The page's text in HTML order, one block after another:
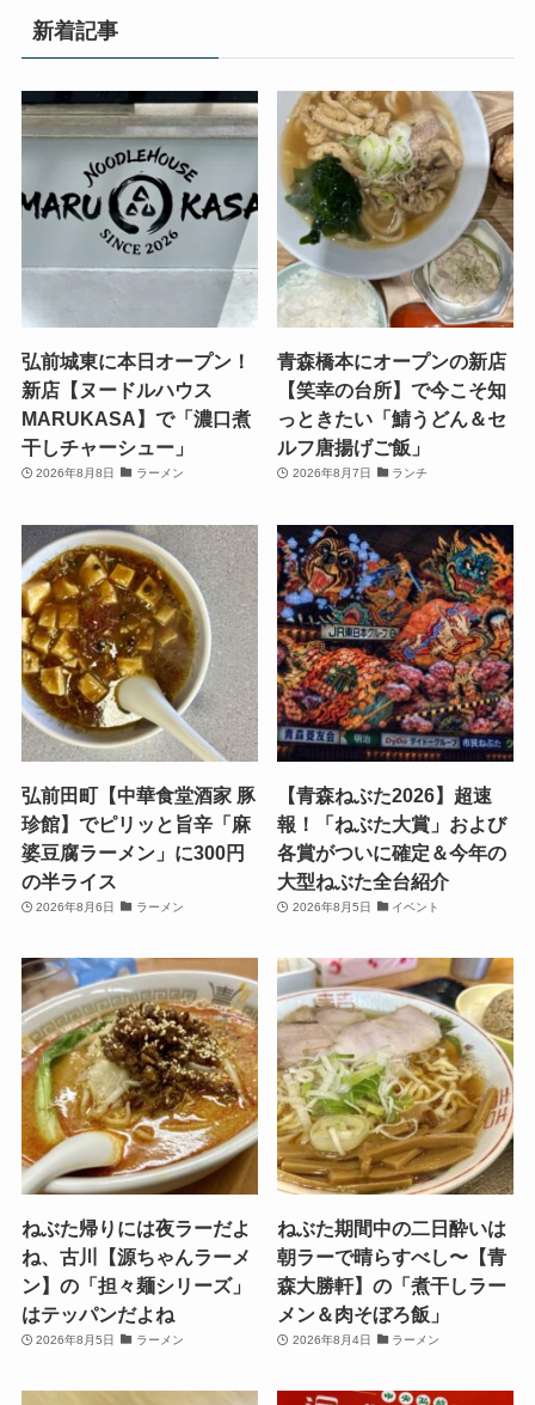
新着記事
弘前城東に本日オープン！
新店【ヌードルハウス
MARUKASA】で「濃口煮
干しチャーシュー」
2026年8月8日 ラーメン
青森橋本にオープンの新店
【笑幸の台所】で今こそ知
っときたい「鯖うどん＆セ
ルフ唐揚げご飯」
2026年8月7日 ランチ
弘前田町【中華食堂酒家 豚
珍館】でピリッと旨辛「麻
婆豆腐ラーメン」に300円
の半ライス
2026年8月6日 ラーメン
【青森ねぶた2026】超速
報！「ねぶた大賞」および
各賞がついに確定＆今年の
大型ねぶた全台紹介
2026年8月5日 イベント
ねぶた帰りには夜ラーだよ
ね、古川【源ちゃんラーメ
ン】の「担々麺シリーズ」
はテッパンだよね
2026年8月5日 ラーメン
ねぶた期間中の二日酔いは
朝ラーで晴らすべし〜【青
森大勝軒】の「煮干しラー
メン＆肉そぼろ飯」
2026年8月4日 ラーメン